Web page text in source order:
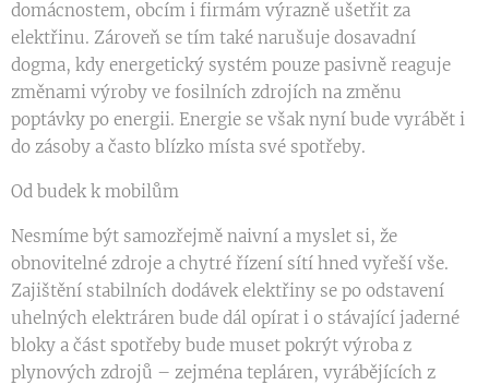
domácnostem, obcím i firmám výrazně ušetřit za
elektřinu. Zároveň se tím také narušuje dosavadní
dogma, kdy energetický systém pouze pasivně reaguje
změnami výroby ve fosilních zdrojích na změnu
poptávky po energii. Energie se však nyní bude vyrábět i
do zásoby a často blízko místa své spotřeby.
Od budek k mobilům
Nesmíme být samozřejmě naivní a myslet si, že
obnovitelné zdroje a chytré řízení sítí hned vyřeší vše.
Zajištění stabilních dodávek elektřiny se po odstavení
uhelných elektráren bude dál opírat i o stávající jaderné
bloky a část spotřeby bude muset pokrýt výroba z
plynových zdrojů – zejména tepláren, vyrábějících z